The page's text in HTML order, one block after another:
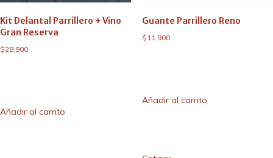
Kit Delantal Parrillero + Vino
Gran Reserva
$28.900
Añadir al carrito
Guante Parrillero Reno
$11.900
Añadir al carrito